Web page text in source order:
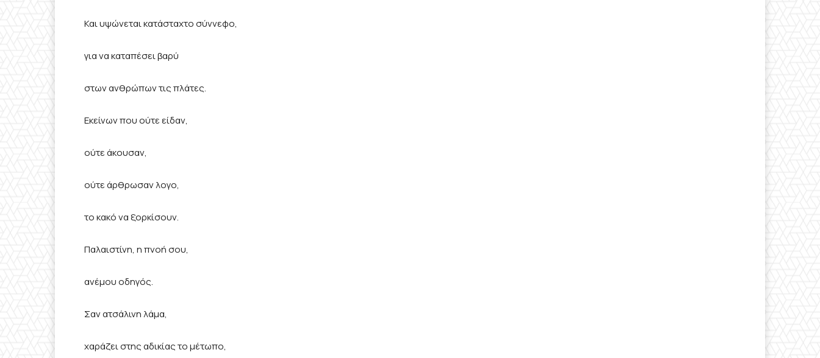
Και υψώνεται κατάσταχτο σύννεφο,
για να καταπέσει βαρύ
στων ανθρώπων τις πλάτες.
Εκείνων που ούτε είδαν,
ούτε άκουσαν,
ούτε άρθρωσαν λογο,
το κακό να ξορκίσουν.
Παλαιστίνη, η πνοή σου,
ανέμου οδηγός.
Σαν ατσάλινη λάμα,
χαράζει στης αδικίας το μέτωπο,